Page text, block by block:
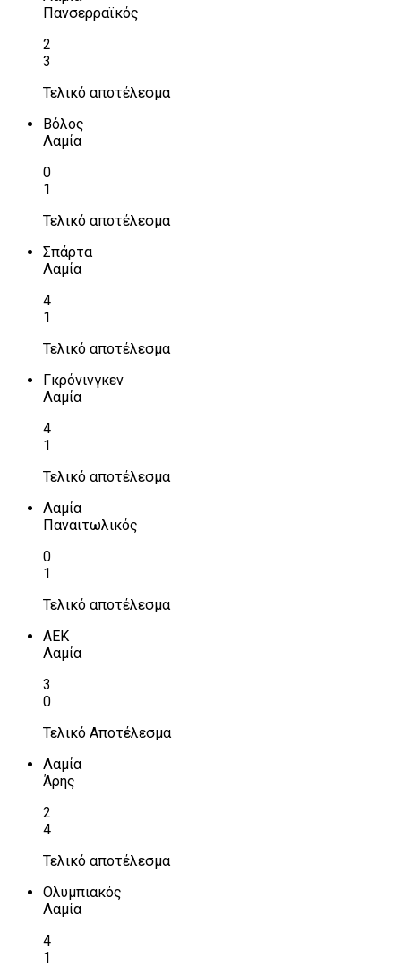
Πανσερραϊκός
2
3
Τελικό αποτέλεσμα
Βόλος
Λαμία
0
1
Τελικό αποτέλεσμα
Σπάρτα
Λαμία
4
1
Τελικό αποτέλεσμα
Γκρόνινγκεν
Λαμία
4
1
Τελικό αποτέλεσμα
Λαμία
Παναιτωλικός
0
1
Τελικό αποτέλεσμα
ΑΕΚ
Λαμία
3
0
Τελικό Αποτέλεσμα
Λαμία
Άρης
2
4
Τελικό αποτέλεσμα
Ολυμπιακός
Λαμία
4
1